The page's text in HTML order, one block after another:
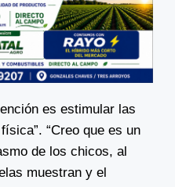
es estimular las
“Creo que es un
de los chicos, al
muestran y el